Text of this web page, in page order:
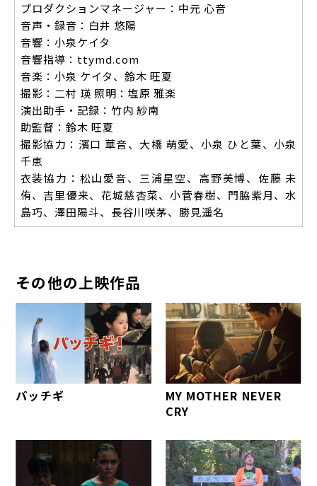
プロダクションマネージャー：中元 心音
音声・録音：白井 悠陽
音響：小泉ケイタ
音響指導：ttymd.com
音楽：小泉 ケイタ、鈴木 旺夏
撮影：二村 瑛 照明：塩原 雅楽
演出助手・記録：竹内 紗南
助監督：鈴木 旺夏
撮影協力：濱口 華音、大橋 萌愛、小泉 ひと葉、小泉
千恵
衣装協力：松山愛音、三浦星空、高野美博、佐藤 未
侑、吉里優来、花城慈杏菜、小菅春樹、門脇紫月、水
島巧、澤田陽斗、長谷川咲茅、勝見遥名
その他の上映作品
パッチギ
MY MOTHER NEVER
CRY